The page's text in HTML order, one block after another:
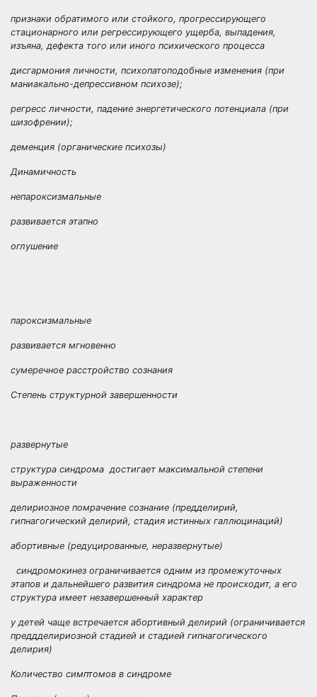
признаки обратимого или стойкого, прогрессирующего
стационарного или регрессирующего ущерба, выпадения,
изъяна, дефекта того или иного психического процесса
дисгармония личности, психопатоподобные изменения (при
маниакально-депрессивном психозе);
регресс личности, падение энергетического потенциала (при
шизофрении);
деменция (органические психозы)
Динамичность
непароксизмальные
развивается этапно
оглушение
пароксизмальные
развивается мгновенно
сумеречное расстройство сознания
Степень структурной завершенности
развернутые
структура синдрома достигает максимальной степени
выраженности
делириозное помрачение сознание (предделирий,
гипнагогический делирий, стадия истинных галлюцинаций)
абортивные (редуцированные, неразвернутые)
синдромокинез ограничивается одним из промежуточных
этапов и дальнейшего развития синдрома не происходит, а его
структура имеет незавершенный характер
у детей чаще встречается абортивный делирий (ограничивается
преддделириозной стадией и стадией гипнагогического
делирия)
Количество симптомов в синдроме